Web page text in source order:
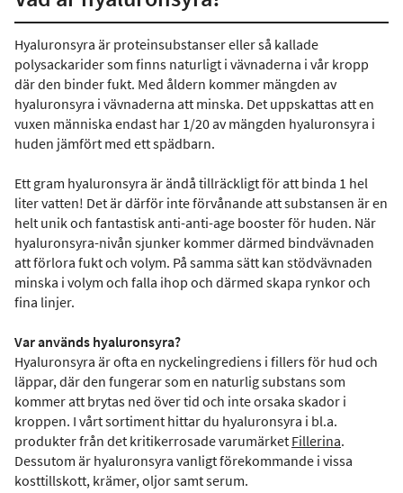
Hyaluronsyra är proteinsubstanser eller så kallade
polysackarider som finns naturligt i vävnaderna i vår kropp
där den binder fukt. Med åldern kommer mängden av
hyaluronsyra i vävnaderna att minska. Det uppskattas att en
vuxen människa endast har 1/20 av mängden hyaluronsyra i
huden jämfört med ett spädbarn.
Ett gram hyaluronsyra är ändå tillräckligt för att binda 1 hel
liter vatten! Det är därför inte förvånande att substansen är en
helt unik och fantastisk anti-anti-age booster för huden. När
hyaluronsyra-nivån sjunker kommer därmed bindvävnaden
att förlora fukt och volym. På samma sätt kan stödvävnaden
minska i volym och falla ihop och därmed skapa rynkor och
fina linjer.
Var används hyaluronsyra?
Hyaluronsyra är ofta en nyckelingrediens i fillers för hud och
läppar, där den fungerar som en naturlig substans som
kommer att brytas ned över tid och inte orsaka skador i
kroppen. I vårt sortiment hittar du hyaluronsyra i bl.a.
produkter från det kritikerrosade varumärket Fillerina.
Dessutom är hyaluronsyra vanligt förekommande i vissa
kosttillskott, krämer, oljor samt serum.